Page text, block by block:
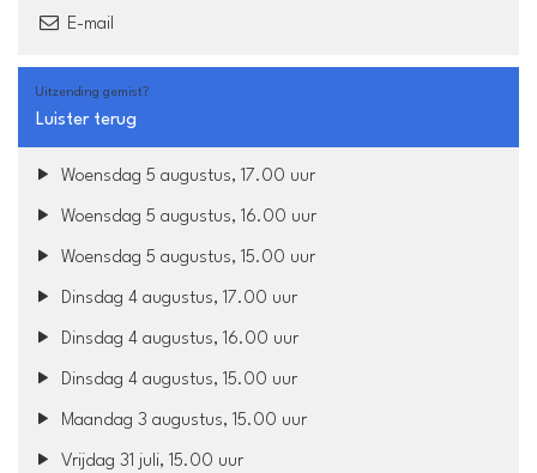
E-mail
Uitzending gemist?
Luister terug
Woensdag 5 augustus, 17.00 uur
Woensdag 5 augustus, 16.00 uur
Woensdag 5 augustus, 15.00 uur
Dinsdag 4 augustus, 17.00 uur
Dinsdag 4 augustus, 16.00 uur
Dinsdag 4 augustus, 15.00 uur
Maandag 3 augustus, 15.00 uur
Vrijdag 31 juli, 15.00 uur